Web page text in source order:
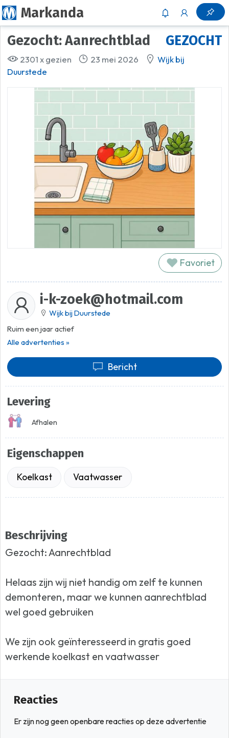
Markanda
GEZOCHT
Gezocht: Aanrechtblad
2301 x gezien 23 mei 2026
Wijk bij
Duurstede
Favoriet
i-k-zoek@hotmail.com
Wijk bij Duurstede
Ruim een jaar actief
Alle advertenties »
Bericht
Levering
Afhalen
Eigenschappen
Koelkast Vaatwasser
Beschrijving
Gezocht: Aanrechtblad
Helaas zijn wij niet handig om zelf te kunnen
demonteren, maar we kunnen aanrechtblad
wel goed gebruiken
We zijn ook geïnteresseerd in gratis goed
werkende koelkast en vaatwasser
Reacties
Er zijn nog geen openbare reacties op deze advertentie